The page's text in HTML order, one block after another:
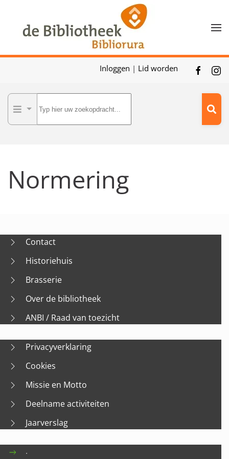
Skip to main content
Inloggen | Lid worden
Normering
Contact
Historiehuis
Brasserie
Over de bibliotheek
ANBI / Raad van toezicht
Privacyverklaring
Cookies
Missie en Motto
Deelname activiteiten
Jaarverslag
.